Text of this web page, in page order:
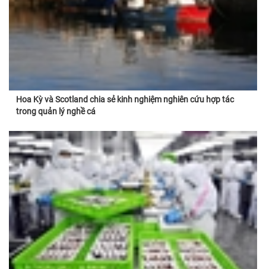
Hoa Kỳ và Scotland chia sẻ kinh nghiệm nghiên cứu hợp tác
trong quản lý nghề cá